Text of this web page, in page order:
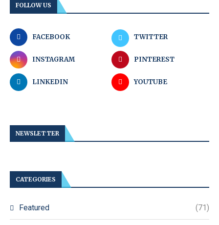
FOLLOW US
FACEBOOK TWITTER
INSTAGRAM PINTEREST
LINKEDIN YOUTUBE
NEWSLETTER
CATEGORIES
Featured (71)